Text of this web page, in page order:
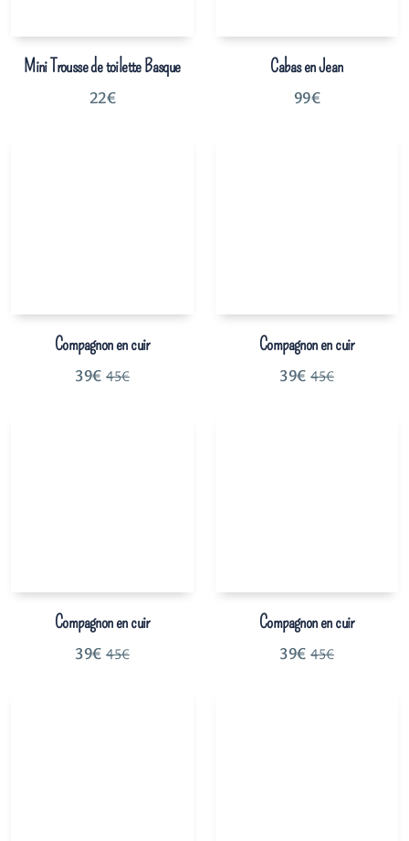
Mini Trousse de toilette Basque
22€
Cabas en Jean
99€
Compagnon en cuir
39€ 45€
Compagnon en cuir
39€ 45€
Compagnon en cuir
39€ 45€
Compagnon en cuir
39€ 45€